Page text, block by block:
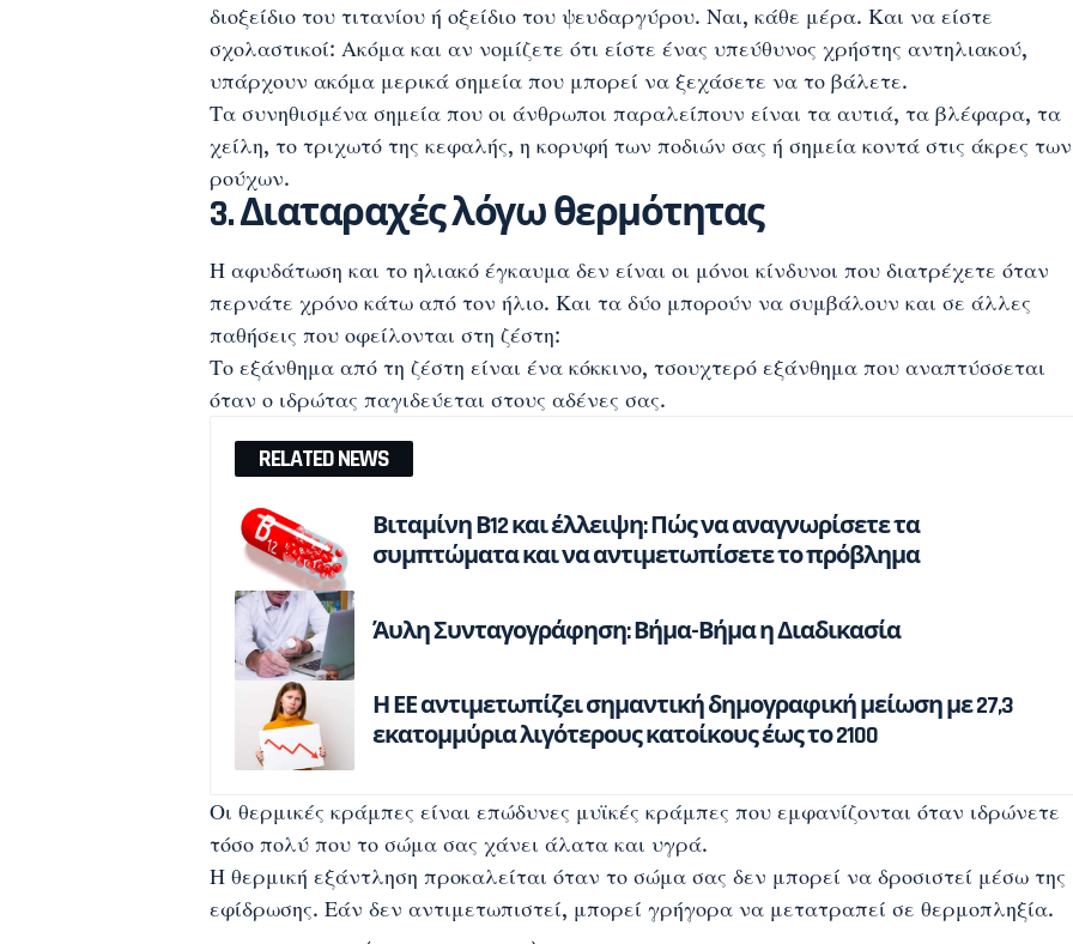
διοξείδιο του τιτανίου ή οξείδιο του ψευδαργύρου. Ναι, κάθε μέρα. Και να είστε
σχολαστικοί: Ακόμα και αν νομίζετε ότι είστε ένας υπεύθυνος χρήστης αντηλιακού,
υπάρχουν ακόμα μερικά σημεία που μπορεί να ξεχάσετε να το βάλετε.
Τα συνηθισμένα σημεία που οι άνθρωποι παραλείπουν είναι τα αυτιά, τα βλέφαρα, τα
χείλη, το τριχωτό της κεφαλής, η κορυφή των ποδιών σας ή σημεία κοντά στις άκρες των
ρούχων.
3. Διαταραχές λόγω θερμότητας
Η αφυδάτωση και το ηλιακό έγκαυμα δεν είναι οι μόνοι κίνδυνοι που διατρέχετε όταν
περνάτε χρόνο κάτω από τον ήλιο. Και τα δύο μπορούν να συμβάλουν και σε άλλες
παθήσεις που οφείλονται στη ζέστη:
Το εξάνθημα από τη ζέστη είναι ένα κόκκινο, τσουχτερό εξάνθημα που αναπτύσσεται
όταν ο ιδρώτας παγιδεύεται στους αδένες σας.
RELATED NEWS
Βιταμίνη Β12 και έλλειψη: Πώς να αναγνωρίσετε τα
συμπτώματα και να αντιμετωπίσετε το πρόβλημα
Άυλη Συνταγογράφηση: Βήμα-Βήμα η Διαδικασία
Η ΕΕ αντιμετωπίζει σημαντική δημογραφική μείωση με 27,3
εκατομμύρια λιγότερους κατοίκους έως το 2100
Οι θερμικές κράμπες είναι επώδυνες μυϊκές κράμπες που εμφανίζονται όταν ιδρώνετε
τόσο πολύ που το σώμα σας χάνει άλατα και υγρά.
Η θερμική εξάντληση προκαλείται όταν το σώμα σας δεν μπορεί να δροσιστεί μέσω της
εφίδρωσης. Εάν δεν αντιμετωπιστεί, μπορεί γρήγορα να μετατραπεί σε θερμοπληξία.